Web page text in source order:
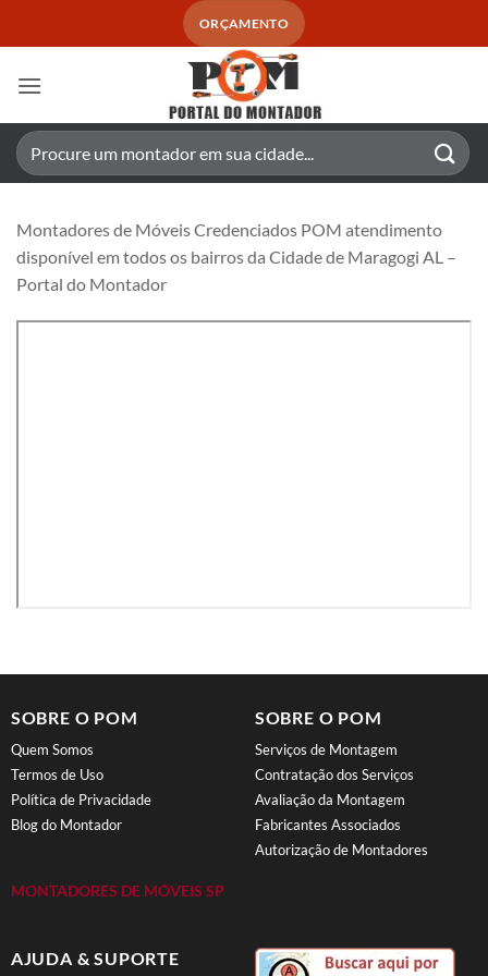
ORÇAMENTO
Pesquisar
por:
Montadores de Móveis Credenciados POM atendimento
disponível em todos os bairros da Cidade de Maragogi AL –
Portal do Montador
SOBRE O POM
Quem Somos
Termos de Uso
Política de Privacidade
Blog do Montador
MONTADORES DE MÓVEIS SP
SOBRE O POM
Serviços de Montagem
Contratação dos Serviços
Avaliação da Montagem
Fabricantes Associados
Autorização de Montadores
AJUDA & SUPORTE